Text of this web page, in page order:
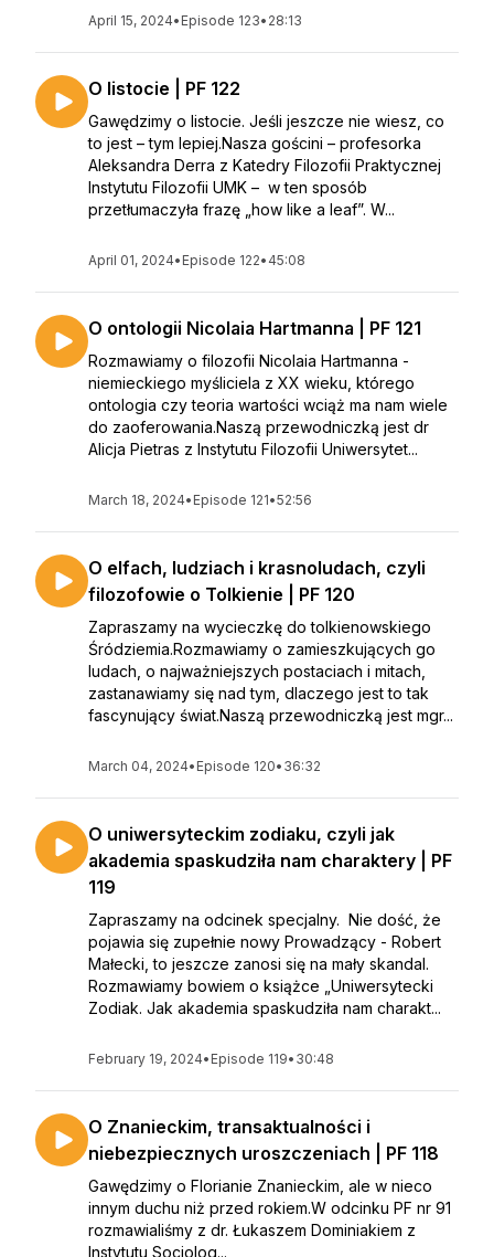
April 15, 2024• Episode 123• 28:13
O listocie | PF 122
Gawędzimy o listocie. Jeśli jeszcze nie wiesz, co
to jest – tym lepiej.Nasza gościni – profesorka
Aleksandra Derra z Katedry Filozofii Praktycznej
Instytutu Filozofii UMK – w ten sposób
przetłumaczyła frazę „how like a leaf”. W...
April 01, 2024• Episode 122• 45:08
O ontologii Nicolaia Hartmanna | PF 121
Rozmawiamy o filozofii Nicolaia Hartmanna -
niemieckiego myśliciela z XX wieku, którego
ontologia czy teoria wartości wciąż ma nam wiele
do zaoferowania.Naszą przewodniczką jest dr
Alicja Pietras z Instytutu Filozofii Uniwersytet...
March 18, 2024• Episode 121•52:56
O elfach, ludziach i krasnoludach, czyli
filozofowie o Tolkienie | PF 120
Zapraszamy na wycieczkę do tolkienowskiego
Śródziemia.Rozmawiamy o zamieszkujących go
ludach, o najważniejszych postaciach i mitach,
zastanawiamy się nad tym, dlaczego jest to tak
fascynujący świat.Naszą przewodniczką jest mgr...
March 04, 2024• Episode 120• 36:32
O uniwersyteckim zodiaku, czyli jak
akademia spaskudziła nam charaktery | PF
119
Zapraszamy na odcinek specjalny. Nie dość, że
pojawia się zupełnie nowy Prowadzący - Robert
Małecki, to jeszcze zanosi się na mały skandal.
Rozmawiamy bowiem o książce „Uniwersytecki
Zodiak. Jak akademia spaskudziła nam charakt...
February 19, 2024• Episode 119• 30:48
O Znanieckim, transaktualności i
niebezpiecznych uroszczeniach | PF 118
Gawędzimy o Florianie Znanieckim, ale w nieco
innym duchu niż przed rokiem.W odcinku PF nr 91
rozmawialiśmy z dr. Łukaszem Dominiakiem z
Instytutu Socjolog...